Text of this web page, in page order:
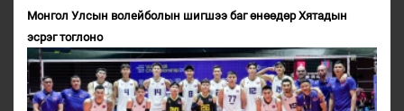
Монгол Улсын волейболын шигшээ баг өнөөдөр Хятадын
эсрэг тоглоно